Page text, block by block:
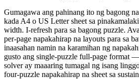
Gumagawa ang pahinang ito ng bagong
kada A4 o US Letter sheet sa
width. I-refresh para sa bagong puzzle.
per-page napakahirap na layouts para sa
inaasahan namin na karamihan ng
gusto ang single-puzzle full-page format
solver ay maaaring tumagal ng isang
four-puzzle napakahirap na sheet sa